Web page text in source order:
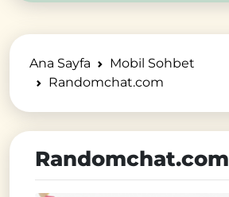
Ana Sayfa
Mobil Sohbet
Randomchat.com
Randomchat.com